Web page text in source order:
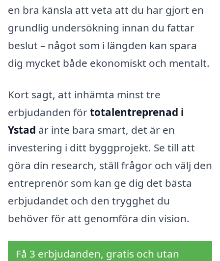
en bra känsla att veta att du har gjort en
grundlig undersökning innan du fattar
beslut – något som i längden kan spara
dig mycket både ekonomiskt och mentalt.
Kort sagt, att inhämta minst tre
erbjudanden förtotalentreprenad i
Ystad är inte bara smart, det är en
investering i ditt byggprojekt. Se till att
göra din research, ställ frågor och välj den
entreprenör som kan ge dig det bästa
erbjudandet och den trygghet du
behöver för att genomföra din vision.
Få 3 erbjudanden, gratis och utan